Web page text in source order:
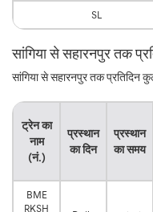
SL
सांगिया से सहारनपुर तक
सांगिया से सहारनपुर तक
ट्रेन का
नाम
(नं.)
प्रस्थान
का दिन
प्रस्थान
का समय
BME
RKSH